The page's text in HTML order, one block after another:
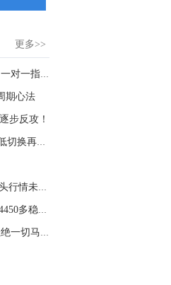
更多>>
赵兴言：黄金操作复盘，6月开门红，一对一指导6单全部止盈！
期心法
步反攻！
淘气天尊：科创50盘中大跌4.5%，高低切换再加速！
李槿：6/1黄金短期维持区间震荡！多头行情未完待续！
李槿：6/1消息面砸盘低多精准伏击！4450多稳步收割！
老马点金：1号黄金现价4521做多，杜绝一切马后炮！